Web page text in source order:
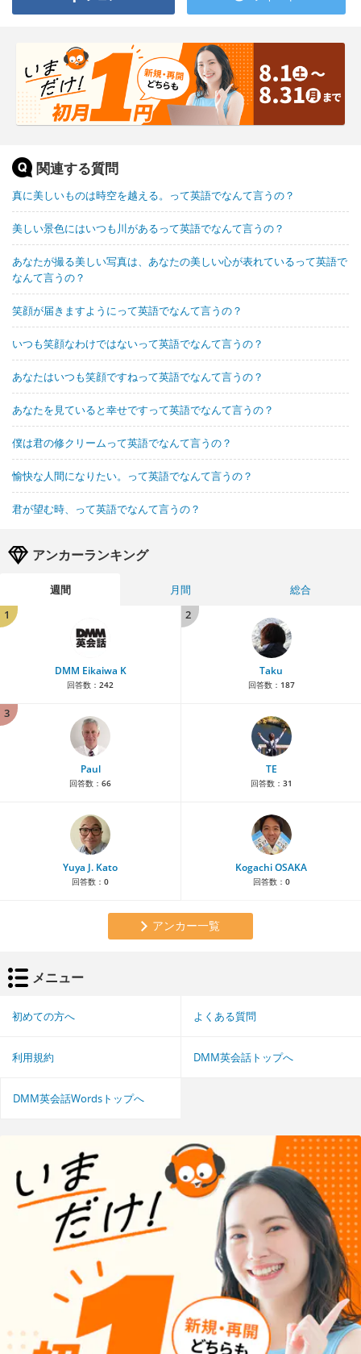
関連する質問
真に美しいものは時空を越える。って英語でなんて言うの？
美しい景色にはいつも川があるって英語でなんて言うの？
あなたが撮る美しい写真は、あなたの美しい心が表れているって英語で
なんて言うの？
笑顔が届きますようにって英語でなんて言うの？
いつも笑顔なわけではないって英語でなんて言うの？
あなたはいつも笑顔ですねって英語でなんて言うの？
あなたを見ていると幸せですって英語でなんて言うの？
僕は君の修クリームって英語でなんて言うの？
愉快な人間になりたい。って英語でなんて言うの？
君が望む時、って英語でなんて言うの？
アンカーランキング
週間 月間
総合
1
DMM Eikaiwa K
回答数： 242
2
Taku
回答数： 187
3
Paul
回答数： 66
TE
回答数： 31
Yuya J. Kato
回答数： 0
Kogachi OSAKA
回答数： 0
アンカー一覧
メニュー
初めての方へ よくある質問
利用規約 DMM英会話トップへ
DMM英会話Wordsトップへ